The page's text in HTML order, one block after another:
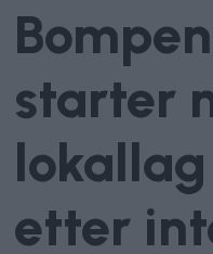
starter
etter